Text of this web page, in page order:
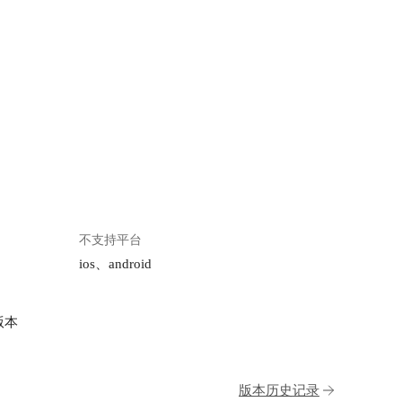
不支持平台
ios、android
本
版本历史记录